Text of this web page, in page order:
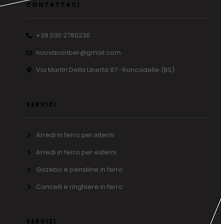
CONTATTACI
+39 030 2780230
nuovaconber@gmail.com
Via Martiri Della Libertà 87 -Roncadelle (BS)
SERVIZI
Arredi in ferro per interni
Arredi in ferro per esterni
Gazebo e pensiline in ferro
Cancelli e ringhiere in ferro
SERVIZI